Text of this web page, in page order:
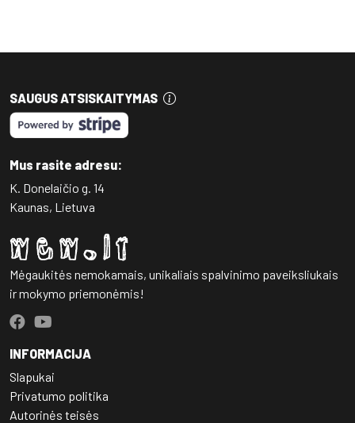
SAUGUS ATSISKAITYMAS
Mus rasite adresu:
K. Donelaičio g. 14
Kaunas, Lietuva
Mėgaukitės nemokamais, unikaliais spalvinimo paveiksliukais
ir mokymo priemonėmis!
INFORMACIJA
Slapukai
Privatumo politika
Autorinės teisės